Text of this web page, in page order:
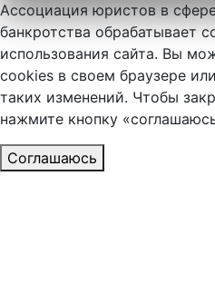
Ассоциация юристов в
банкротства обрабатывает
использования сайта. Вы
cookies в своем браузере
таких изменений. Чтобы
нажмите кнопку
Соглашаюсь